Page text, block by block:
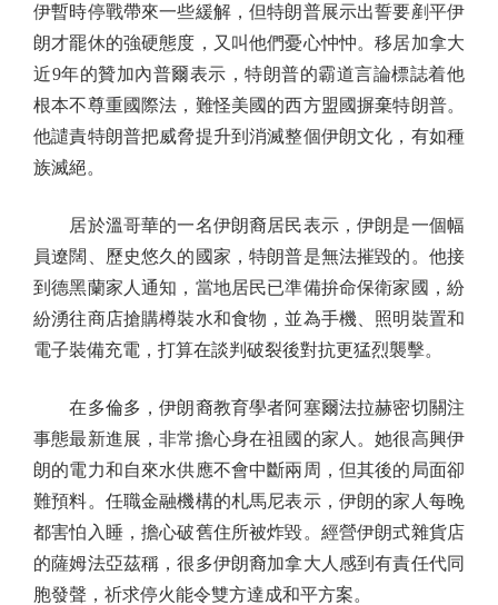
伊暫時停戰帶來一些緩解，但特朗普展示出誓要剷平伊
朗才罷休的強硬態度，又叫他們憂心忡忡。移居加拿大
近9年的贊加內普爾表示，特朗普的霸道言論標誌着他
根本不尊重國際法，難怪美國的西方盟國摒棄特朗普。
他譴責特朗普把威脅提升到消滅整個伊朗文化，有如種
族滅絕。
居於溫哥華的一名伊朗裔居民表示，伊朗是一個幅
員遼闊、歷史悠久的國家，特朗普是無法摧毀的。他接
到德黑蘭家人通知，當地居民已準備拚命保衛家國，紛
紛湧往商店搶購樽裝水和食物，並為手機、照明裝置和
電子裝備充電，打算在談判破裂後對抗更猛烈襲擊。
在多倫多，伊朗裔教育學者阿塞爾法拉赫密切關注
事態最新進展，非常擔心身在祖國的家人。她很高興伊
朗的電力和自來水供應不會中斷兩周，但其後的局面卻
難預料。任職金融機構的札馬尼表示，伊朗的家人每晚
都害怕入睡，擔心破舊住所被炸毀。經營伊朗式雜貨店
的薩姆法亞茲稱，很多伊朗裔加拿大人感到有責任代同
胞發聲，祈求停火能令雙方達成和平方案。